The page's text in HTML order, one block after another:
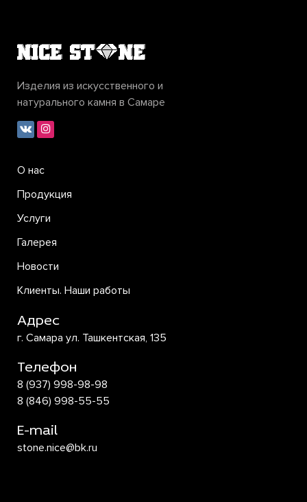
Изделия из искусственного и
натурального камня в Самаре
О нас
Продукция
Услуги
Галерея
Новости
Клиенты. Наши работы
Адрес
г. Самара ул. Ташкентская, 135
Телефон
8 (937) 998-98-98
8 (846) 998-55-55
E-mail
stone.nice@bk.ru